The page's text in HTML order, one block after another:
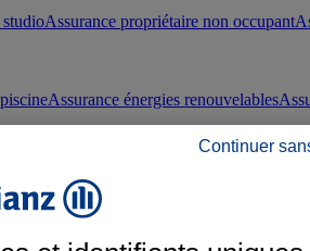
studioAssurance propriétaire non occupant
Assurance énergies renouvelables
Continuer